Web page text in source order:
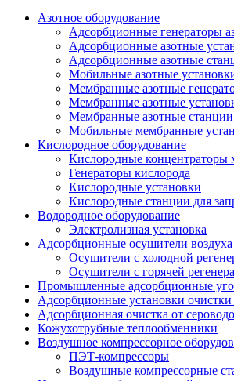
Азотное оборудование
Адсорбционные генераторы
Адсорбционные азотные
Адсорбционные азотные
Мобильные азотные
Мембранные азотные
Мембранные азотные
Мембранные азотные станции
Мобильные мембранные
Кислородное оборудование
Кислородные концентраторы
Генераторы кислорода
Кислородные установки
Кислородные станции для
Водородное оборудование
Электролизная установка
Адсорбционные осушители воздуха
Осушители с холодной
Осушители с горячей
Промышленные адсорбционные
Адсорбционные установки очистки
Адсорбционная очистка от
Кожухотрубные теплообменники
Воздушное компрессорное
ПЭТ-компрессоры
Воздушные компрессорные